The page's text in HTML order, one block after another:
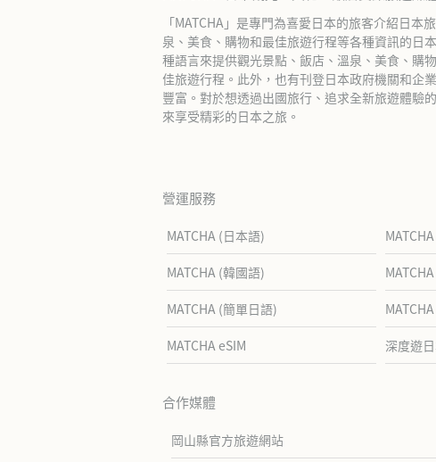
「MATCHA」是專門為喜愛日本的旅客介紹日本
泉、美食、購物和最佳旅遊行程等各種資訊的日
種語言來提供觀光景點、飯店、溫泉、美食、購
佳旅遊行程。此外，也有刊登日本政府機關和企
豐富。對於想透過出國旅行、追求全新旅遊體驗
來享受精彩的日本之旅。
營運服務
MATCHA (日本語)
MATCHA (韓國語)
MATCHA (簡單日語)
MATCHA eSIM 深度遊
合作媒體
岡山縣官方旅遊網站